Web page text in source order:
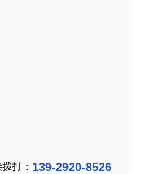
打： 139-2920-8526